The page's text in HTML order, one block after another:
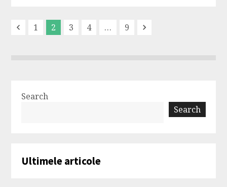
Previous
1 2 3 4 … 9 Next
Search
Search
Ultimele articole